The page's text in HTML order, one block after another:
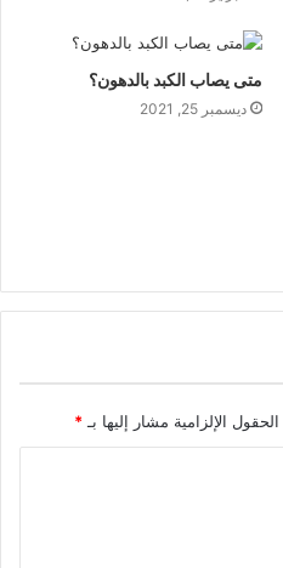
متى يصاب الكبد بالدهون؟
ديسمبر 25, 2021
الحقول الإلزامية مشار إليها بـ *